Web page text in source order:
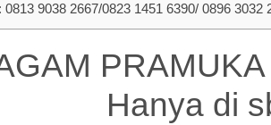
9038 2667/0823 1451 6390/ 0896 3032
Hanya di